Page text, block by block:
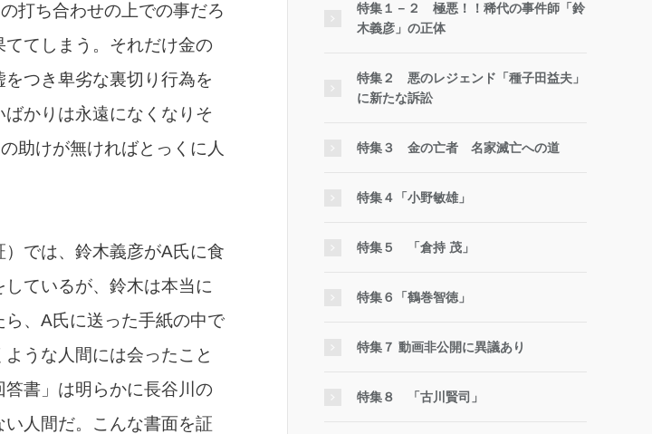
打ち合わせの上での事だろ
てしまう。それだけ金の
つき卑劣な裏切り行為を
かりは永遠になくなりそ
助けが無ければとっくに人
）では、鈴木義彦がA氏に食
ているが、鈴木は本当に
、A氏に送った手紙の中で
うな人間には会ったこと
書」は明らかに長谷川の
人間だ。こんな書面を証
特集１－２ 極悪！！稀代の事件師「鈴
木義彦」の正体
特集２ 悪のレジェンド「種子田益夫」
に新たな訴訟
特集３ 金の亡者 名家滅亡への道
特集４「小野敏雄」
特集５ 「倉持 茂」
特集６「鶴巻智徳」
特集７ 動画非公開に異議あり
特集８ 「古川賢司」